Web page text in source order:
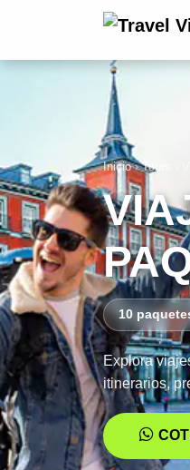
Inicio ›Tours
10
Explora
itinerarios,